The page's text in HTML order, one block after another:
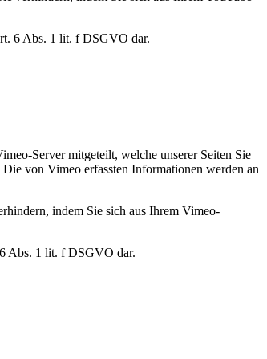
6 Abs. 1 lit. f DSGVO dar.
Server mitgeteilt, welche unserer Seiten Sie
von Vimeo erfassten Informationen werden an
indem Sie sich aus Ihrem Vimeo-
Abs. 1 lit. f DSGVO dar.